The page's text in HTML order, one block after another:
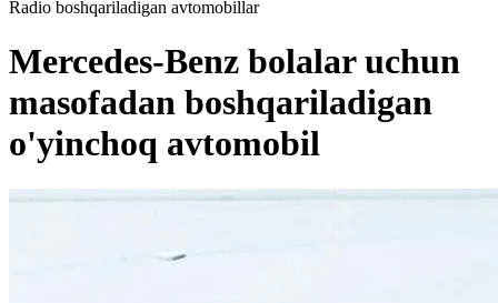
Radio boshqariladigan avtomobillar
Mercedes-Benz bolalar uchun
masofadan boshqariladigan
o'yinchoq avtomobil